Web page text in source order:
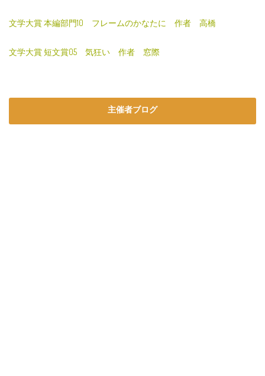
文学大賞 本編部門10 フレームのかなたに 作者 高橋
文学大賞 短文賞05 気狂い 作者 窓際
主催者ブログ